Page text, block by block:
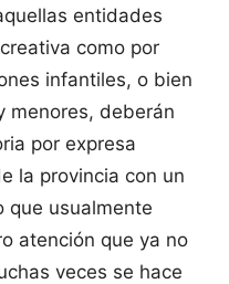
entidades
como por
infantiles, o bien
menores, deberán
por expresa
la provincia con un
que usualmente
atención que ya no
veces se hace